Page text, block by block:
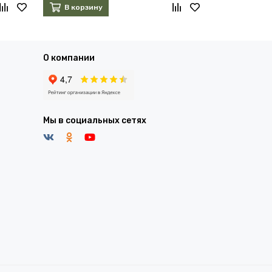
В корзину
О компании
Мы в социальных сетях